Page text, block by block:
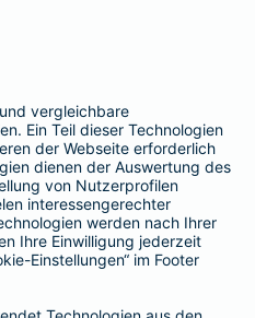
/ Pflege-Versicherungen,